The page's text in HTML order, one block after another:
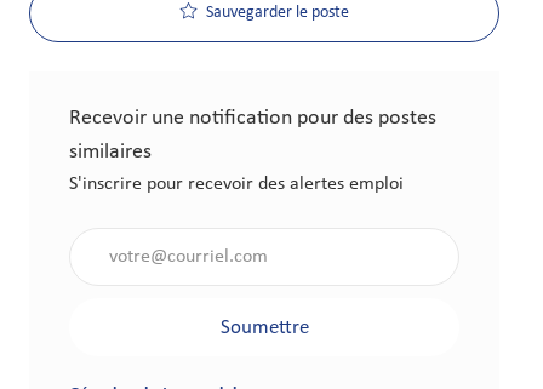
Sauvegarder le poste
Recevoir une notification pour des postes
similaires
S'inscrire pour recevoir des alertes emploi
Soumettre